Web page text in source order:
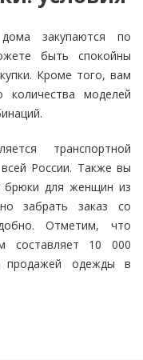
закупаются по
быть спокойны
Кроме того, вам
количества моделей
транспортной
России. Также вы
брюки для женщин из
забрать заказ со
Отметим, что
составляет 10 000
продажей одежды в